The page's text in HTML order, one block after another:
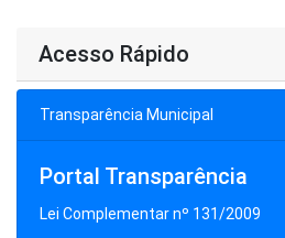
Acesso Rápido
Transparência Municipal
Portal Transparência
Lei Complementar nº 131/2009